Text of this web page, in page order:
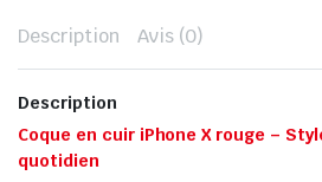
Description Avis (0)
Description
Coque en cuir iPhone X rouge –
quotidien